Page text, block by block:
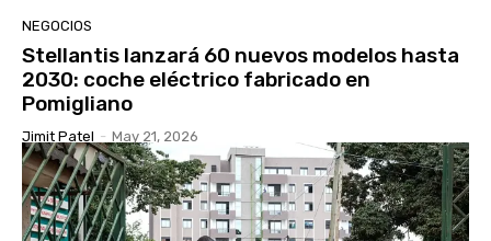
NEGOCIOS
Stellantis lanzará 60 nuevos modelos hasta
2030: coche eléctrico fabricado en
Pomigliano
Jimit Patel - May 21, 2026